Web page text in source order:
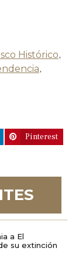
Histórico,
,
Pinterest
a El
su extinción